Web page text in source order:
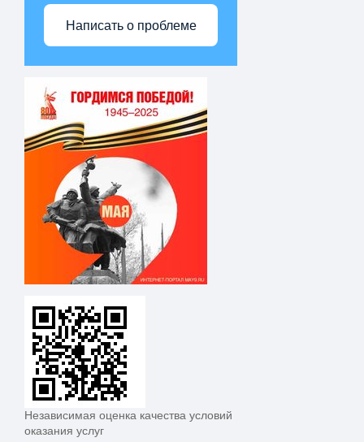
Написать о проблеме
Независимая оценка качества условий
оказания услуг